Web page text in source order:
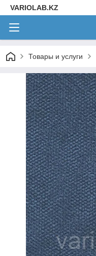
VARIOLAB.KZ
Товары и услуги